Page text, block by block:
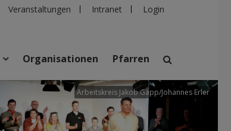
Veranstaltungen Intranet Login
suchen
Personen Pfarren Einrichtungen
Organisationen Pfarren
Arbeitskreis Jakob Gapp/Johannes Erler